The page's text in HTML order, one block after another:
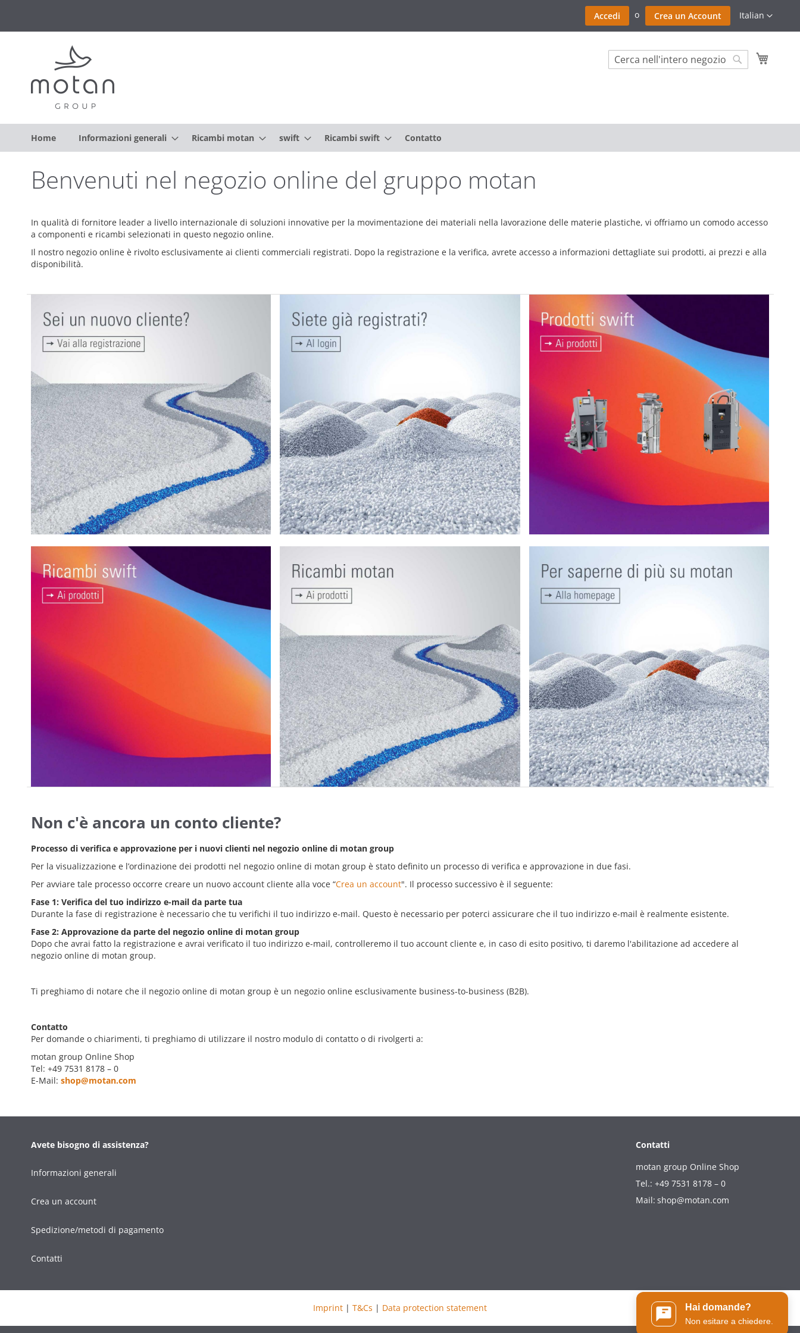
Hai domande?
Non esitare a chiedere.
Lingua
Italian
Accedi Crea un Account
Search
Home Informazioni generali Ricambi motan swift Ricambi swift Contatto
Benvenuti nel negozio online del gruppo motan
In qualità di fornitore leader a livello internazionale di soluzioni innovative per la movimentazione dei materiali nella lavorazione delle materie plastiche, vi offriamo un comodo accesso
a componenti e ricambi selezionati in questo negozio online.
Il nostro negozio online è rivolto esclusivamente ai clienti commerciali registrati. Dopo la registrazione e la verifica, avrete accesso a informazioni dettagliate sui prodotti, ai prezzi e alla
disponibilità.
Non c'è ancora un conto cliente?
Processo di verifica e approvazione per i nuovi clienti nel negozio online di motan group
Per la visualizzazione e l’ordinazione dei prodotti nel negozio online di motan group è stato definito un processo di verifica e approvazione in due fasi.
Per avviare tale processo occorre creare un nuovo account cliente alla voce “Crea un account". Il processo successivo è il seguente:
Fase 1: Verifica del tuo indirizzo e-mail da parte tua
Durante la fase di registrazione è necessario che tu verifichi il tuo indirizzo e-mail. Questo è necessario per poterci assicurare che il tuo indirizzo e-mail è realmente esistente.
Fase 2: Approvazione da parte del negozio online di motan group
Dopo che avrai fatto la registrazione e avrai verificato il tuo indirizzo e-mail, controlleremo il tuo account cliente e, in caso di esito positivo, ti daremo l'abilitazione ad accedere al
negozio online di motan group.
Ti preghiamo di notare che il negozio online di motan group è un negozio online esclusivamente business-to-business (B2B).
Contatto
Per domande o chiarimenti, ti preghiamo di utilizzare il nostro modulo di contatto o di rivolgerti a:
motan group Online Shop
Tel: +49 7531 8178 – 0
E-Mail: shop@motan.com
Avete bisogno di assistenza?
Informazioni generali
Crea un account
Spedizione/metodi di pagamento
Contatti
Contatti
motan group Online Shop
Tel.: +49 7531 8178 – 0
Mail: shop@motan.com
Imprint | T&Cs | Data protection statement